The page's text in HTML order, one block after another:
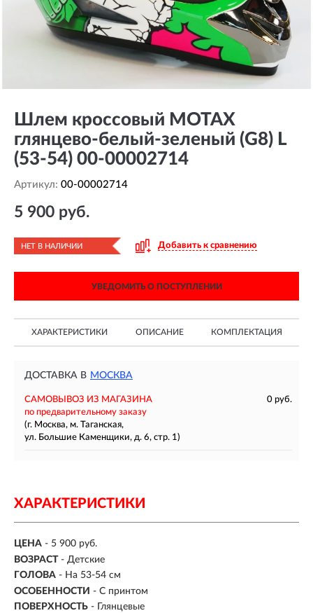
Шлем кроссовый MOTAX
глянцево-белый-зеленый (G8) L
(53-54) 00-00002714
Артикул: 00-00002714
5 900 руб.
НЕТ В НАЛИЧИИ Добавить к сравнению
УВЕДОМИТЬ О ПОСТУПЛЕНИИ
ХАРАКТЕРИСТИКИ ОПИСАНИЕ КОМПЛЕКТАЦИЯ
ДОСТАВКА В МОСКВА
САМОВЫВОЗ ИЗ МАГАЗИНА
0 руб.
по предварительному заказу
(г. Москва, м. Таганская,
ул. Большие Каменщики, д. 6, стр. 1)
ХАРАКТЕРИСТИКИ
ЦЕНА - 5 900 руб.
ВОЗРАСТ - Детские
ГОЛОВА - На 53-54 см
ОСОБЕННОСТИ - С принтом
ПОВЕРХНОСТЬ -
Глянцевые